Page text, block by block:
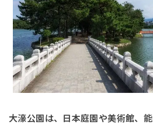
大濠公園は、日本庭園や美術館、